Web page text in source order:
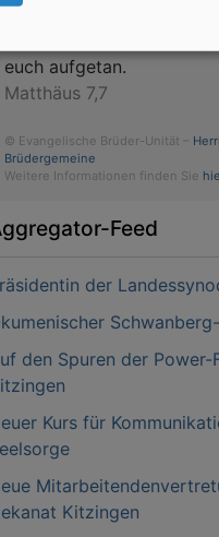
euch aufgetan.
Matthäus 7,7
© Evangelische Brüder-Unität –
Brüdergemeine
Weitere Informationen finden Sie
Feed
der
den Spuren der Power-
Kurs für
Kitzingen